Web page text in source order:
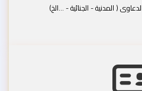
( المدنية - الجنائية - ...الخ)